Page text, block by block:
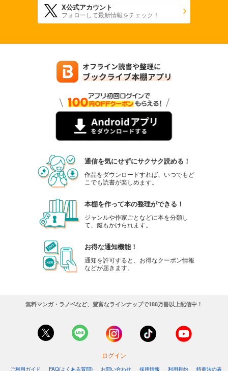
X公式アカウント
フォローして最新情報をチェック！
通信を気にせずにサクサク読める！
作品をダウンロードすれば、いつでもど
こでも読書が楽しめます。
本棚を作って本の整理ができる！
ジャンルや作家ごとなどに本を分類し
て、鍵もかけられます。
お得な通知機能！
通知を許可すると、お得なクーポン情報
などが届きます。
無料マンガ・ラノベなど、豊富なラインナップで188万冊以上配信中！
ログイン
ご利用ガイド FAQ(よくある質問) お問い合わせ 採用情報 利用規約 特商法の表